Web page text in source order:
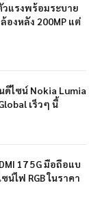
วแรงพร้อมระบาย
องหลัง 200MP แต่
ดีไซน์ Nokia Lumia
เร็วๆ นี้
17 5G มือถือแบ
ไฟ RGB ในราคา